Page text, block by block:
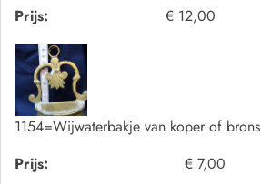
Prijs:
€ 12,00
1154=Wijwaterbakje van koper of
Prijs:
€ 7,00